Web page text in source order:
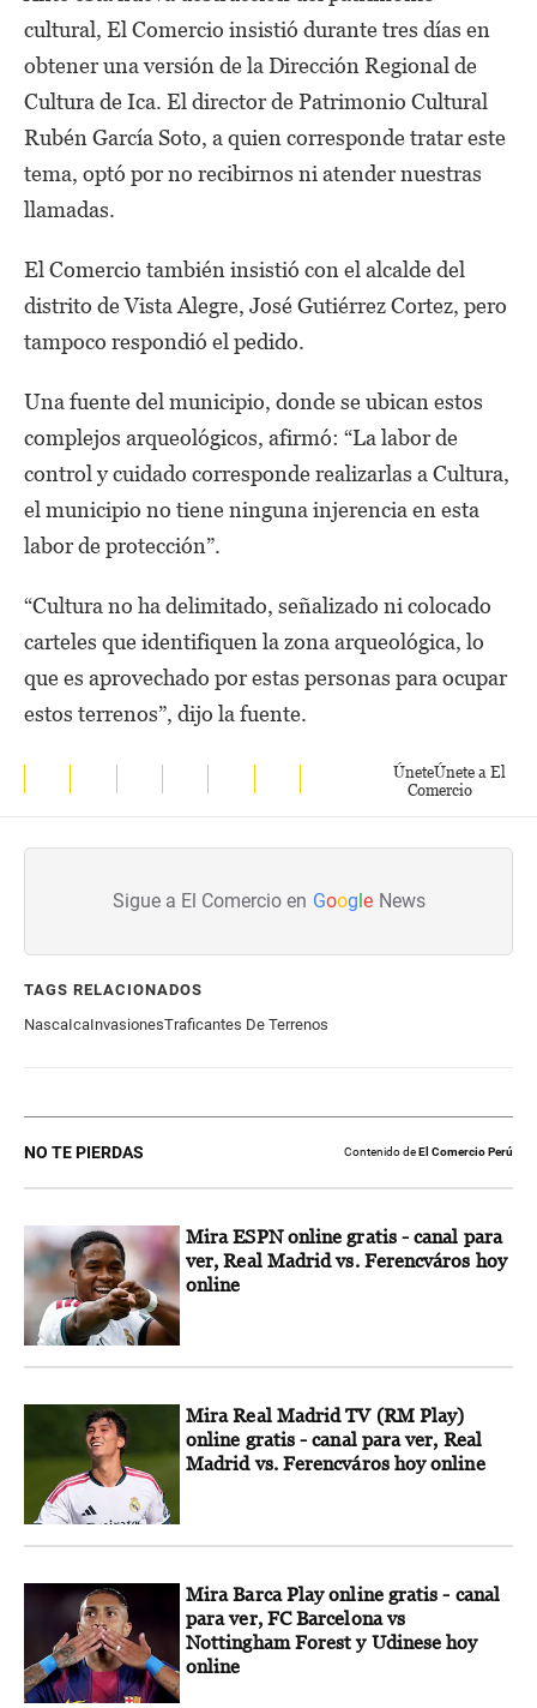
cultural, El Comercio insistió durante tres días en
obtener una versión de la Dirección Regional de
Cultura de Ica. El director de Patrimonio Cultural
Rubén García Soto, a quien corresponde tratar este
tema, optó por no recibirnos ni atender nuestras
llamadas.
El Comercio también insistió con el alcalde del
distrito de Vista Alegre, José Gutiérrez Cortez, pero
tampoco respondió el pedido.
Una fuente del municipio, donde se ubican estos
complejos arqueológicos, afirmó: “La labor de
control y cuidado corresponde realizarlas a Cultura,
el municipio no tiene ninguna injerencia en esta
labor de protección”.
“Cultura no ha delimitado, señalizado ni colocado
carteles que identifiquen la zona arqueológica, lo
que es aprovechado por estas personas para ocupar
estos terrenos”, dijo la fuente.
ÚneteÚnete a El
Comercio
Sigue a El Comercio en Google News
TAGS RELACIONADOS
NascaIcaInvasionesTraficantes De Terrenos
NO TE PIERDAS Contenido deEl Comercio Perú
Mira ESPN online gratis - canal para
ver, Real Madrid vs. Ferencváros hoy
online
Mira Real Madrid TV (RM Play)
online gratis - canal para ver, Real
Madrid vs. Ferencváros hoy online
Mira Barca Play online gratis - canal
para ver, FC Barcelona vs
Nottingham Forest y Udinese hoy
online